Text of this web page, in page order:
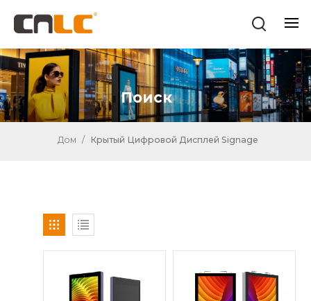
Поиск
Дом / Крытый Цифровой Дисплей Signage